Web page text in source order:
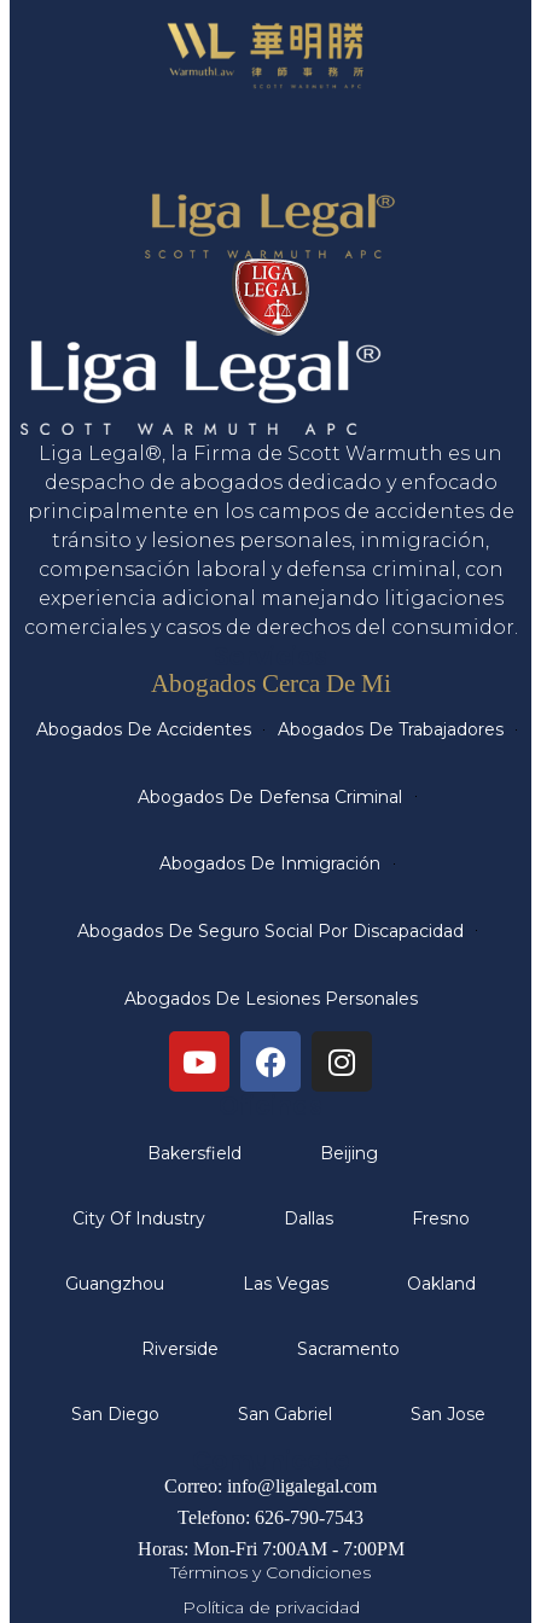
Liga Legal®, la Firma de Scott Warmuth es un
despacho de abogados dedicado y enfocado
principalmente en los campos de accidentes de
tránsito y lesiones personales, inmigración,
compensación laboral y defensa criminal, con
experiencia adicional manejando litigaciones
comerciales y casos de derechos del consumidor.
Abogados Cerca De Mi
Abogados De Accidentes Abogados De Trabajadores
Abogados De Defensa Criminal
Abogados De Inmigración
Abogados De Seguro Social Por Discapacidad
Abogados De Lesiones Personales
Bakersfield Beijing
City Of Industry Dallas Fresno
Guangzhou Las Vegas Oakland
Riverside Sacramento
San Diego San Gabriel San Jose
Correo: info@ligalegal.com
Telefono: 626-790-7543
Horas: Mon-Fri 7:00AM - 7:00PM
Términos y Condiciones
Política de privacidad